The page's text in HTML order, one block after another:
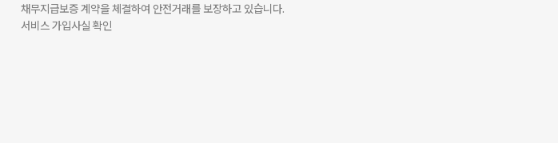
채무지급보증 계약을 체결하여 안전거래를 보장하고 있습니다.
서비스 가입사실 확인